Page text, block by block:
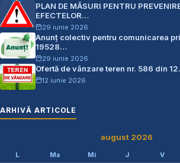
PLAN DE MĂSURI PENTRU
EFECTELOR…
29 iunie 2026
Anunț colectiv pentru comunicarea
19528…
29 iunie 2026
Ofertă de vânzare teren nr. 586 din
12 iunie 2026
ARHIVĂ ARTICOLE
august 2026
L Ma Mi J V